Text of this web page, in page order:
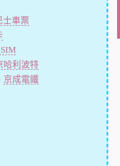
士車票
哈利波特
京成電鐵